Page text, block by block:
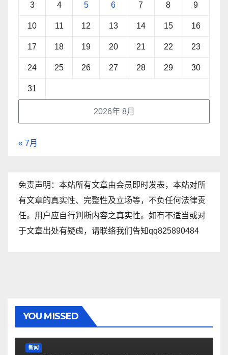
2026年 8月
3 4 5 6 7 8 9
10 11 12 13 14 15 16
17 18 19 20 21 22 23
24 25 26 27 28 29 30
31
« 7月
免责声明：本站所有文章由会员即时发表，本站对所
有文章的真实性、完整性及立场等，不负任何法律责
任。用户应自行判断内容之真实性。如有不适当或对
于文章出处有疑虑，请联络我们告知qq825890484
YOU MISSED
新闻